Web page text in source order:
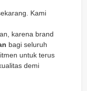
Kami
karena brand
bagi seluruh
untuk terus
demi